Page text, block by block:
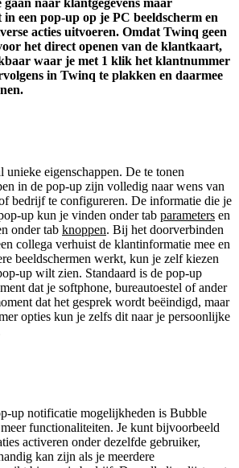
een pop-up op je PC beeldscherm en
acties uitvoeren. Omdat Twinq geen
het direct openen van de klantkaart,
waar je met 1 klik het klantnummer
in Twinq te plakken en daarmee
unieke eigenschappen. De te tonen
in de pop-up zijn volledig naar wens van
bedrijf te configureren. De informatie die je
up kun je vinden onder tab parameters en
onder tab knoppen. Bij het doorverbinden
collega verhuist de klantinformatie mee en
beeldschermen werkt, kun je zelf kiezen
up wilt zien. Standaard is de pop-up
dat je softphone, bureautoestel of ander
dat het gesprek wordt beëindigd, maar
opties kun je zelfs dit naar je persoonlijke
up notificatie mogelijkheden is Bubble
functionaliteiten. Je kunt bijvoorbeeld
activeren onder dezelfde gebruiker,
kan zijn als je meerdere